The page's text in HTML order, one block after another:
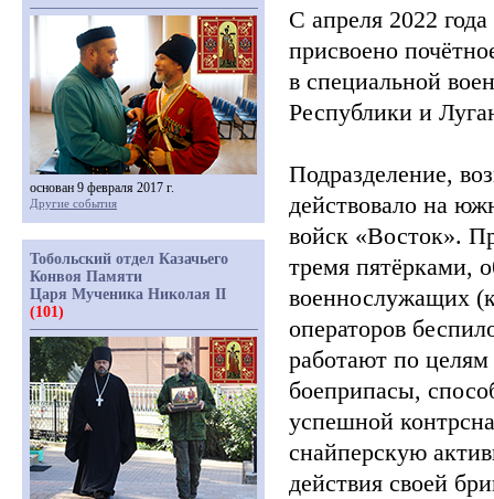
С апреля 2022
присвоено
в специальной
Республики и
Подразделение,
действовало на
войск «Восток».
тремя пятёрками,
военнослужащих
операторов
работают по
боеприпасы,
успешной
снайперскую
действия своей
основан 9 февраля 2017 г.
Другие события
Тобольский отдел Казачьего
Конвоя Памяти
Царя Мученика Николая II
(101)